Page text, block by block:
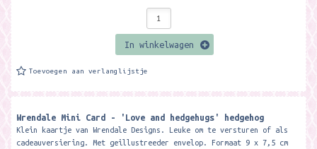
In winkelwagen
Toevoegen aan verlanglijstje
Wrendale Mini Card - 'Love and hedgehugs' hedgehog
Klein kaartje van Wrendale Designs. Leuke om te versturen of als
cadeauversiering. Met geillustreeder envelop. Formaat 9 x 7,5 cm